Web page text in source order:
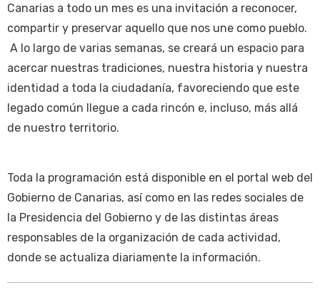
Canarias a todo un mes es una invitación a reconocer,
compartir y preservar aquello que nos une como pueblo.
A lo largo de varias semanas, se creará un espacio para
acercar nuestras tradiciones, nuestra historia y nuestra
identidad a toda la ciudadanía, favoreciendo que este
legado común llegue a cada rincón e, incluso, más allá
de nuestro territorio.
Toda la programación está disponible en el portal web del
Gobierno de Canarias, así como en las redes sociales de
la Presidencia del Gobierno y de las distintas áreas
responsables de la organización de cada actividad,
donde se actualiza diariamente la información.